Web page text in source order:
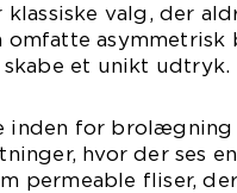
valg, der
omfatte
et unikt udtryk.
inden for
hvor der ses
permeable fliser,